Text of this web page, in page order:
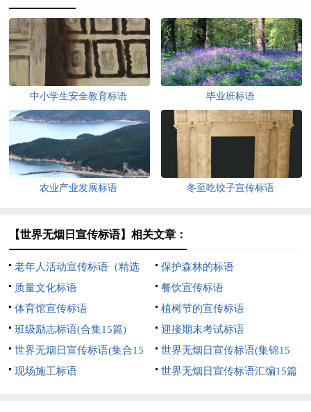
中小学生安全教育标语 毕业班标语
农业产业发展标语 冬至吃饺子宣传标语
【世界无烟日宣传标语】相关文章：
老年人活动宣传标语（精选
100句）
保护森林的标语
质量文化标语
餐饮宣传标语
体育馆宣传标语
植树节的宣传标语
班级励志标语(合集15篇)
迎接期末考试标语
世界无烟日宣传标语(集合15
篇)
世界无烟日宣传标语(集锦15
篇)
现场施工标语 世界无烟日宣传标语汇编15篇